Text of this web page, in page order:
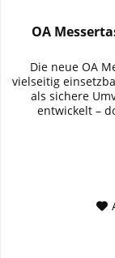
OA
Die neue OA
vielseitig
als sichere
entwickelt –
Multitools,